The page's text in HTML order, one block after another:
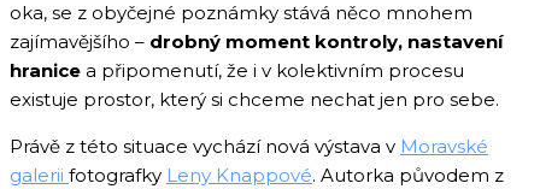
oka, se z obyčejné poznámky stává něco mnohem
zajímavějšího – drobný moment kontroly, nastavení
hranice a připomenutí, že i v kolektivním procesu
existuje prostor, který si chceme nechat jen pro sebe.
Právě z této situace vychází nová výstava v Moravské
galerii fotografky Leny Knappové. Autorka původem z